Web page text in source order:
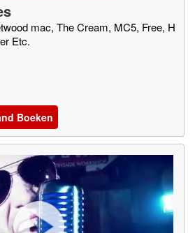
mac, The Cream, MC5, Free, H
Etc.
Boeken